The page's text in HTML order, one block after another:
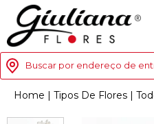
Buscar por endereço de
Home | Tipos De Flores |